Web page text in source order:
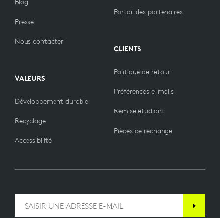
Blog
Presse
Nous contacter
VALEURS
Développement durable
Recyclage
Accessibilité
Portail des partenaires
CLIENTS
Politique de retour
Préférences e-mails
Remise étudiant
Pièces de rechange